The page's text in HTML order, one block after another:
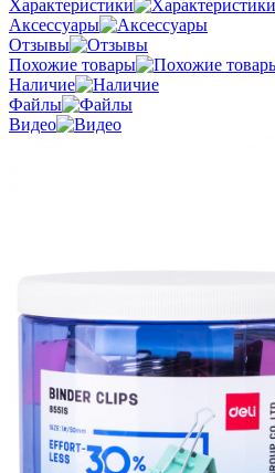
Характеристики
Аксессуары
Отзывы
Похожие товары
Наличие
Файлы
Видео